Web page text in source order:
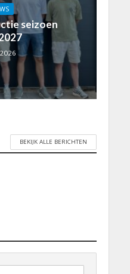
seizoen
BEKIJK ALLE BERICHTEN